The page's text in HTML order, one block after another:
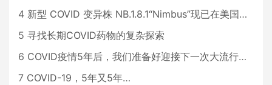
4 新型 COVID 变异株 NB.1.8.1“Nimbus”现已在美国占据主导地位
5 寻找长期COVID药物的复杂探索
6 COVID疫情5年后，我们准备好迎接下一次大流行了吗？
7 COVID-19，5年又5年…